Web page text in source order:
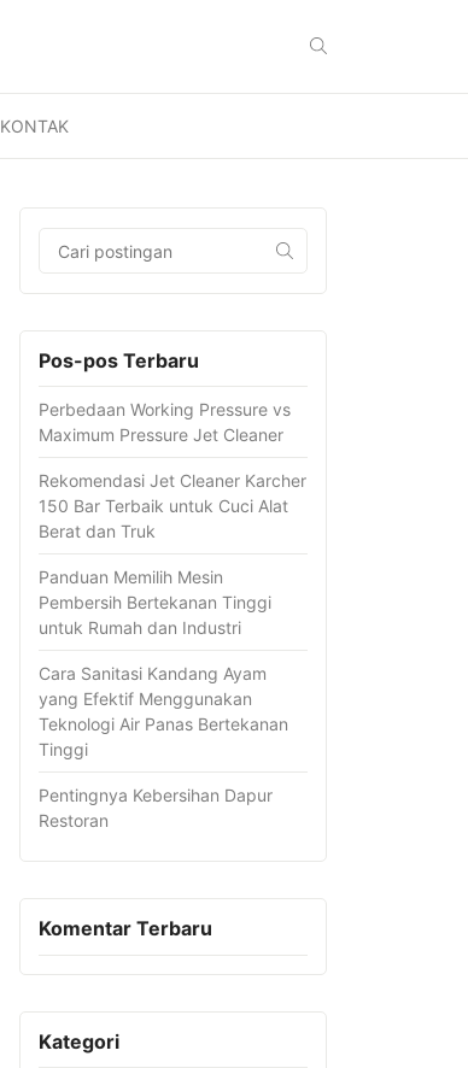
KONTAK
Pos-pos Terbaru
Perbedaan Working Pressure vs
Maximum Pressure Jet Cleaner
Rekomendasi Jet Cleaner Karcher
150 Bar Terbaik untuk Cuci Alat
Berat dan Truk
Panduan Memilih Mesin
Pembersih Bertekanan Tinggi
untuk Rumah dan Industri
Cara Sanitasi Kandang Ayam
yang Efektif Menggunakan
Teknologi Air Panas Bertekanan
Tinggi
Pentingnya Kebersihan Dapur
Restoran
Komentar Terbaru
Kategori